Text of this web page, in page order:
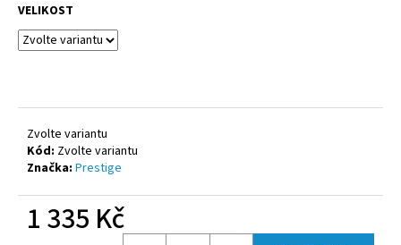
VELIKOST
Zvolte variantu
Kód: Zvolte variantu
Značka: Prestige
1 335 Kč
D
o
r
u
u
j
m